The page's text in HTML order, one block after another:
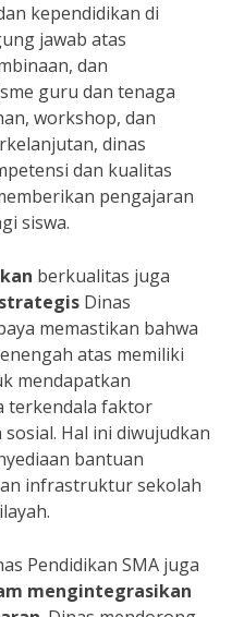
kependidikan di
jawab atas
dan
guru dan tenaga
workshop, dan
dinas
dan kualitas
pengajaran
siswa.
berkualitas juga
Dinas
memastikan bahwa
atas memiliki
mendapatkan
terkendala faktor
Hal ini diwujudkan
bantuan
infrastruktur sekolah
Pendidikan SMA juga
mengintegrasikan